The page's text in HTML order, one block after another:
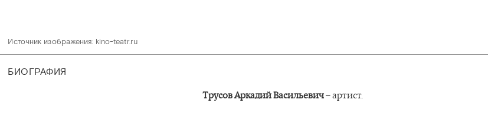
Источник изображения: kino-teatr.ru
БИОГРАФИЯ
Трусов Аркадий Васильевич– артист.